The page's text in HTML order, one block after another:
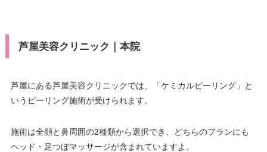
芦屋美容クリニック｜本院
芦屋にある芦屋美容クリニックでは、「ケミカルピーリング」と
いうピーリング施術が受けられます。
施術は全顔と鼻周囲の2種類から選択でき、どちらのプランにも
ヘッド・足つぼマッサージが含まれていますよ。